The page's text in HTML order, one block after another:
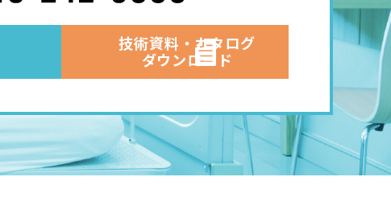
技術資料・カタログ
ダウンロ―ド